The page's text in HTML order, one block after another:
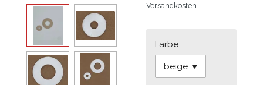
Versandkosten
Farbe